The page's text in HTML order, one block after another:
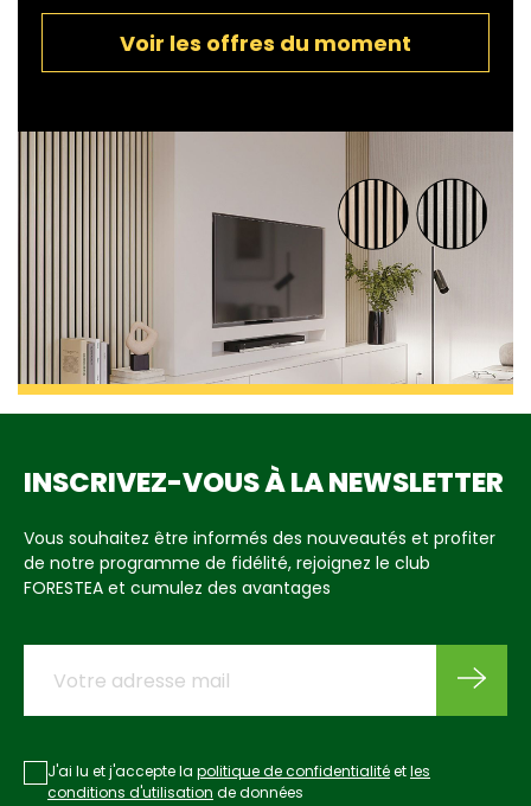
Voir les offres du moment
INSCRIVEZ-VOUS À LA NEWSLETTER
Vous souhaitez être informés des nouveautés et profiter
de notre programme de fidélité, rejoignez le club
FORESTEA et cumulez des avantages
J'ai lu et j'accepte la politique de confidentialitéetles
conditions d'utilisation de données